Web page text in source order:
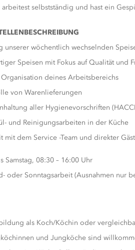
selbstständig und hast ein
unserer wöchentlich wechselnden
Speisen mit Fokus auf Qualität und
deines Arbeitsbereichs
von Warenlieferungen
aller Hygienevorschriften
und Reinigungsarbeiten in der Küche
mit dem Service -Team und direkter
Samstag, 08:30 – 16:00 Uhr
oder Sonntagsarbeit (Ausnahmen nur
als Koch/Köchin oder
und Jungköche sind